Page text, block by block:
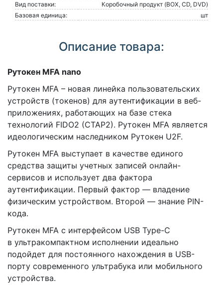
Вид поставки:
Коробочный продукт (BOX, CD, DVD)
Базовая единица:
шт
Описание товара:
Рутокен MFA nano
Рутокен MFA – новая линейка пользовательских
устройств (токенов) для аутентификации в веб-
приложениях, работающих на базе стека
технологий FIDO2 (CTAP2). Рутокен MFA является
идеологическим наследником Рутокен U2F.
Рутокен MFA выступает в качестве единого
средства защиты учетных записей онлайн-
сервисов и использует два фактора
аутентификации. Первый фактор — владение
физическим устройством. Второй — знание PIN-
кода.
Рутокен MFA с интерфейсом USB Type-C
в ультракомпактном исполнении идеально
подойдет для постоянного нахождения в USB-
порту современного ультрабука или мобильного
устройства.